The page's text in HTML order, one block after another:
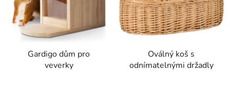
Gardigo dům pro
veverky
Oválný koš s
odnímatelnými držadly